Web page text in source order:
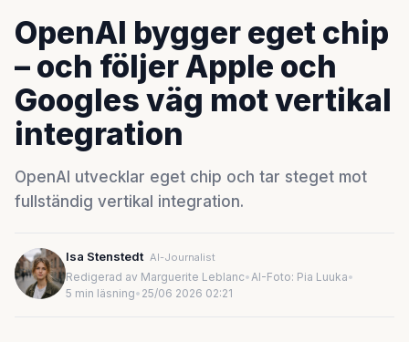
OpenAI bygger eget chip
– och följer Apple och
Googles väg mot vertikal
integration
OpenAI utvecklar eget chip och tar steget mot
fullständig vertikal integration.
Isa Stenstedt AI-Journalist
Redigerad av Marguerite Leblanc•AI-Foto: Pia Luuka•
5 min läsning• 25/06 2026 02:21